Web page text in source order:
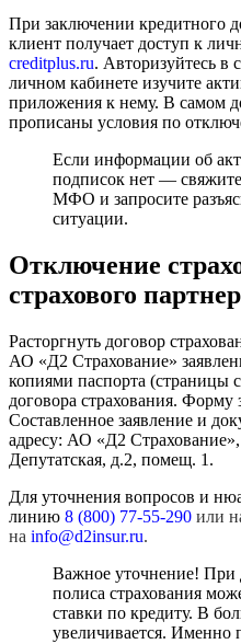
При заключении кредитного
клиент получает доступ к
creditplus.ru. Авторизуйтесь в
личном кабинете изучите
приложения к нему. В самом
прописаны условия по
Если информации об
подписок нет —
МФО и запросите
ситуации.
Отключение
страхового
Расторгнуть договор
АО «Д2 Страхование»
копиями паспорта (страницы
договора страхования. Форму
Составленное заявление и
адресу: АО «Д2
Депутатская, д.2, помещ. 1.
Для уточнения вопросов и
линию 8 (800) 77-55-290 или
на info@d2insur.ru.
Важное уточнение! При
полиса страхования
ставки по кредиту. В
увеличивается.